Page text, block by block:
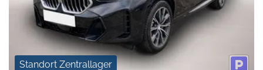
Standort Zentrallager